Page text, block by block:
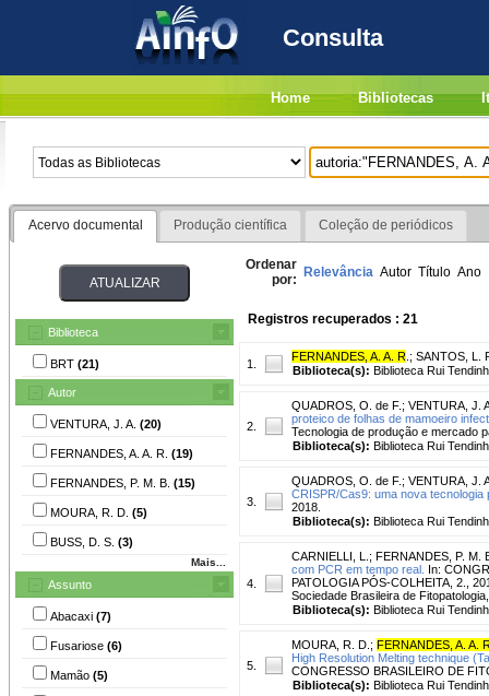
Consulta
Home Bibliotecas
Acervo documental Produção científica Coleção de periódicos
Biblioteca
BRT (21)
Autor
VENTURA, J. A. (20)
FERNANDES, A. A. R. (19)
FERNANDES, P. M. B. (15)
MOURA, R. D. (5)
BUSS, D. S. (3)
Mais...
Assunto
Abacaxi (7)
Fusariose (6)
Mamão (5)
Ordenar
por: Relevância Autor Título Ano
Registros recuperados : 21
1.
FERNANDES, A. A. R ; SANTOS, L.
Biblioteca(s): Biblioteca Rui
2.
QUADROS, O. de F. ; VENTURA, J.
proteico de folhas de mamoeiro
Tecnologia de produção e mercado
Biblioteca(s): Biblioteca Rui
3.
QUADROS, O. de F. ; VENTURA, J.
CRISPR/Cas9: uma nova
2018.
Biblioteca(s): Biblioteca Rui
4.
CARNIELLI, L. ; FERNANDES, P. M.
com PCR em tempo real. In:
PATOLOGIA PÓS-COLHEITA, 2.,
Sociedade Brasileira de
Biblioteca(s): Biblioteca Rui
5.
MOURA, R. D. ; FERNANDES, A. A.
High Resolution Melting technique
CONGRESSO BRASILEIRO DE
Biblioteca(s): Biblioteca Rui